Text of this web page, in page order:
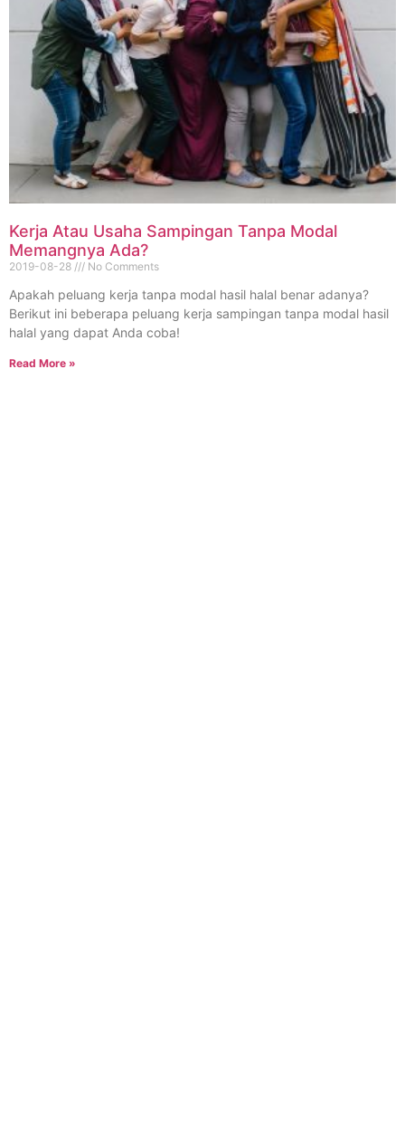
Kerja Atau Usaha Sampingan Tanpa Modal
Memangnya Ada?
2019-08-28 No Comments
Apakah peluang kerja tanpa modal hasil halal benar adanya?
Berikut ini beberapa peluang kerja sampingan tanpa modal hasil
halal yang dapat Anda coba!
Read More »